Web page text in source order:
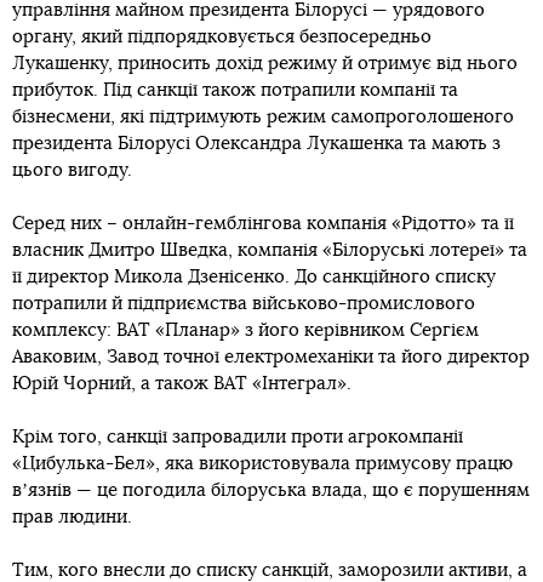
управління майном президента Білорусі — урядового
органу, який підпорядковується безпосередньо
Лукашенку, приносить дохід режиму й отримує від нього
прибуток. Під санкції також потрапили компанії та
бізнесмени, які підтримують режим самопроголошеного
президента Білорусі Олександра Лукашенка та мають з
цього вигоду.
Серед них – онлайн-гемблінгова компанія «Рідотто» та її
власник Дмитро Шведка, компанія «Білоруські лотереї» та
її директор Микола Дзенісенко. До санкційного списку
потрапили й підприємства військово-промислового
комплексу: ВАТ «Планар» з його керівником Сергієм
Аваковим, Завод точної електромеханіки та його директор
Юрій Чорний, а також ВАТ «Інтеграл».
Крім того, санкції запровадили проти агрокомпанії
«Цибулька-Бел», яка використовувала примусову працю
вʼязнів — це погодила білоруська влада, що є порушенням
прав людини.
Тим, кого внесли до списку санкцій, заморозили активи, а